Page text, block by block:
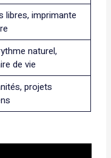
libres, imprimante
naturel,
de vie
projets